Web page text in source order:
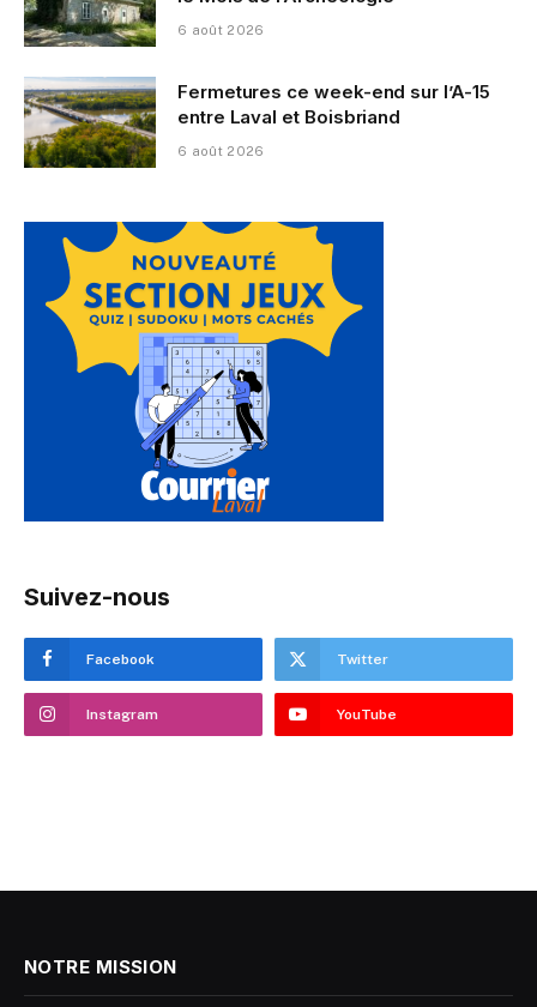
6 août 2026
Fermetures ce week-end sur l’A-15
entre Laval et Boisbriand
6 août 2026
Suivez-nous
Facebook Twitter
Instagram YouTube
NOTRE MISSION